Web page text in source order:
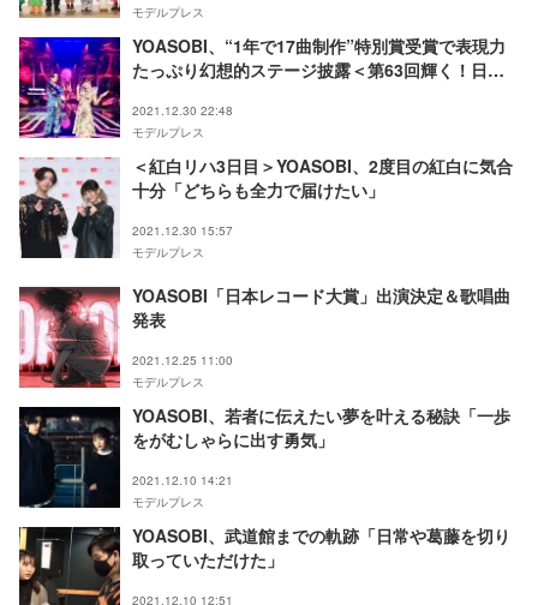
モデルプレス
YOASOBI、“1年で17曲制作”特別賞受賞で表現力
たっぷり幻想的ステージ披露＜第63回輝く！日本
2021.12.30 22:48
モデルプレス
＜紅白リハ3日目＞YOASOBI、2度目の紅白に気合
十分「どちらも全力で届けたい」
2021.12.30 15:57
モデルプレス
YOASOBI「日本レコード大賞」出演決定＆歌唱曲
発表
2021.12.25 11:00
モデルプレス
YOASOBI、若者に伝えたい夢を叶える秘訣「一歩
をがむしゃらに出す勇気」
2021.12.10 14:21
モデルプレス
YOASOBI、武道館までの軌跡「日常や葛藤を切り
取っていただけた」
2021.12.10 12:51